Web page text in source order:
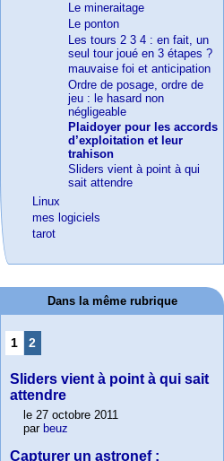
Le mineraitage
Le ponton
Les tours 2 3 4 : en fait, un
seul tour joué en 3 étapes ?
mauvaise foi et anticipation
Ordre de posage, ordre de
jeu : le hasard non
négligeable
Plaidoyer pour les accords
d’exploitation et leur
trahison
Sliders vient à point à qui
sait attendre
Linux
mes logiciels
tarot
Dans la même rubrique
1 2
Sliders vient à point à qui sait
attendre
le 27 octobre 2011
par beuz
Capturer un astronef :